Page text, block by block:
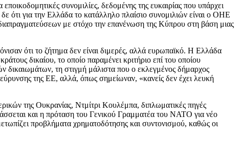
συνομιλίες, δεδομένης της ευκαιρίας που υπάρχει
για την Ελλάδα το κατάλληλο πλαίσιο συνομιλιών είναι ο ΟΗΕ
με στόχο την επανένωση της Κύπρου στη βάση μιας
ότι το ζήτημα δεν είναι διμερές, αλλά ευρωπαϊκό. Η Ελλάδα
δικαίου, το οποίο παραμένει κριτήριο επί του οποίου
δικαιωμάτων, τη στιγμή μάλιστα που ο εκλεγμένος δήμαρχος
της ΕΕ, αλλά, όπως σημείωναν, «κανείς δεν έχει λευκή
της Ουκρανίας, Ντμίτρι Κουλέμπα, διπλωματικές πηγές
και η πρόταση του Γενικού Γραμματέα του ΝΑΤΟ για νέο
προβλήματα χρηματοδότησης και συντονισμού, καθώς οι